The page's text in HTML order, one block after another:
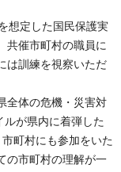
想定した国民保護実
共催市町村の職員に
は訓練を視察いただ
全体の危機・災害対
ルが県内に着弾した
町村にも参加をいた
の市町村の理解が一